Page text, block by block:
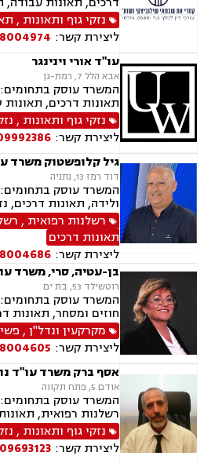
נפגעי טרור , תביעות
עבודה, תאונות
תביעות ביטוח ונזקי
פנסיה, נזקי רכוש,
רפואיות
נזקי גוף ותאונות ,
ליצירת קשר:
עו"ד אורי וינינגר
אבא הלל 7, רמת-גן
המשרד עוסק בתחומים:
תאונות דרכים,
תאונות עקב רשלנות,
נזקי גוף ותאונות ,
ליצירת קשר:
גיל קלופשטוק משרד
דוד רמז 13, נתניה
המשרד עוסק בתחומים:
ולידה, תאונות דרכים,
עבודה, תאונות
רשלנות רפואית ,
תאונות דרכים
ליצירת קשר:
בן-עטיה, סרי, משרד
רוטשילד 53, בת ים
המשרד עוסק בתחומים:
חוזים ומסחר, תאונות
תאגידים, הסכמי ממון,
ידועים בציבור, ירושות
חלוקת רכוש, מגרשים
עסקאות מכר דירה, פינוי
והקפאות הליכים, צווי
מקומיות, רשות
תאונות עקב רשלנות,
תלמידים, תכנון ובניה,
ובוררויות
מקרקעין ונדל"ן,
ליצירת קשר:
אסף ברק משרד עו"ד
אודם 5, פתח תקווה
המשרד עוסק בתחומים:
רשלנות רפואית,
תאונות עבודה, אבדן
ביטוח חיים , ביטוח
צה"ל, תאונות תלמידים
נזקי גוף ותאונות ,
ליצירת קשר: